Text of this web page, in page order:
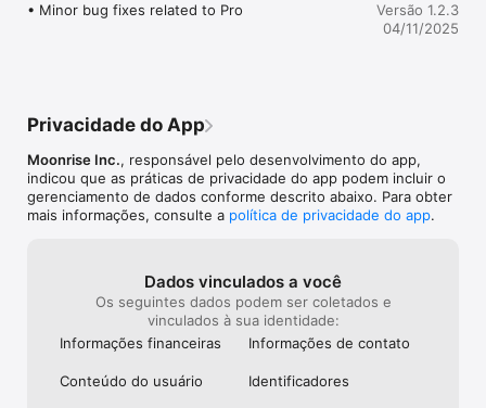
• Minor bug fixes related to Pro
Versão 1.2.3
04/11/2025
Privacidade do App
Moonrise Inc., responsável pelo desenvolvimento do app,
indicou que as práticas de privacidade do app podem incluir o
gerenciamento de dados conforme descrito abaixo. Para obter
mais informações, consulte a política de privacidade do app.
Dados vinculados a você
Os seguintes dados podem ser coletados e
vinculados à sua identidade:
Informações financeiras
Informações de contato
Conteúdo do usuário Identificado­res